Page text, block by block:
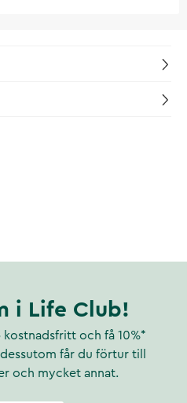
i Life Club!
och få 10%*
får du förtur till
och mycket annat.